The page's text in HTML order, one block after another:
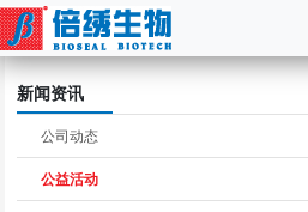
Jump
to
navigation
新闻资讯
公司动态
公益活动